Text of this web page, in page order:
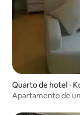
Quarto de hotel ⋅
Apartamento de